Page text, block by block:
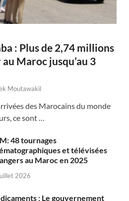
: Plus de 2,74 millions
Maroc jusqu’au 3
Moutawakil
des Marocains du monde
ce sont …
48 tournages
et télévisées
au Maroc en 2025
2026
: Le gouvernement